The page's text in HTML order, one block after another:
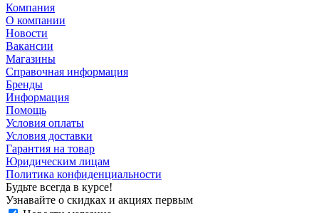
Компания
О компании
Новости
Вакансии
Магазины
Справочная информация
Бренды
Информация
Помощь
Условия оплаты
Условия доставки
Гарантия на товар
Юридическим лицам
Политика конфиденциальности
Будьте всегда в курсе!
Узнавайте о скидках и акциях первым